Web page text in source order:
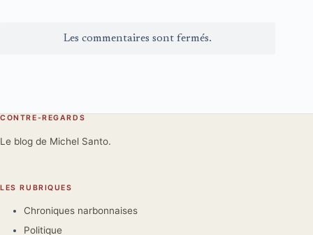
Les commentaires sont fermés.
CONTRE-REGARDS
Le blog de Michel Santo.
LES RUBRIQUES
Chroniques narbonnaises
Politique